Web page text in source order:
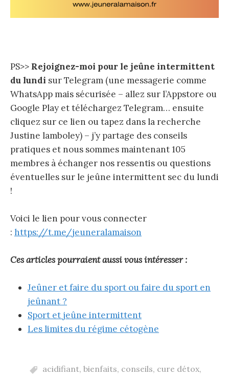
PS>> Rejoignez-moi pour le jeûne intermittent
du lundi sur Telegram (une messagerie comme
WhatsApp mais sécurisée – allez sur l’Appstore ou
Google Play et téléchargez Telegram… ensuite
cliquez sur ce lien ou tapez dans la recherche
Justine lamboley) – j’y partage des conseils
pratiques et nous sommes maintenant 105
membres à échanger nos ressentis ou questions
éventuelles sur le jeûne intermittent sec du lundi
!
Voici le lien pour vous connecter
: https://t.me/jeuneralamaison
Ces articles pourraient aussi vous intéresser :
Jeûner et faire du sport ou faire du sport en
jeûnant ?
Sport et jeûne intermittent
Les limites du régime cétogène
acidifiant, bienfaits, conseils, cure détox,